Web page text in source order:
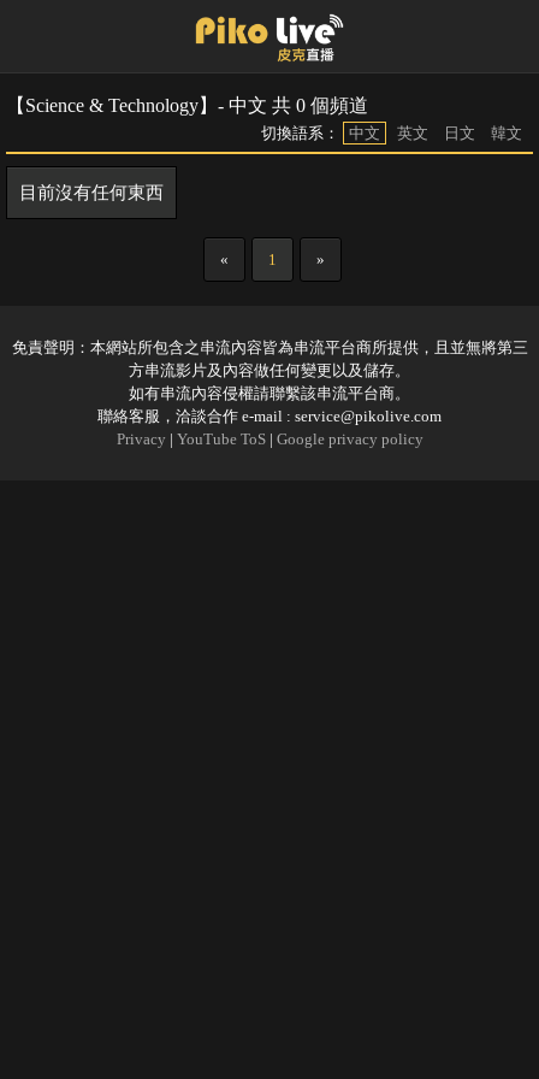
【Science & Technology】- 中文 共 0 個頻道
切換語系： 中文 英文 日文 韓文
目前沒有任何東西
« 1 »
免責聲明：本網站所包含之串流內容皆為串流平台商所提供，且並無將第三
方串流影片及內容做任何變更以及儲存。
如有串流內容侵權請聯繫該串流平台商。
聯絡客服，洽談合作 e-mail : service@pikolive.com
Privacy | YouTube ToS| Google privacy policy